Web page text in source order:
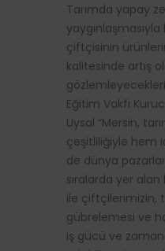
Tarımda yapay
çiftçisinin
kalitesinde artış
Eğitim Vakfı
Uysal “Mersin,
çeşitliliğiyle hem
de dünya
sıralarda yer
ile çiftçilerimizin,
gübrelemesi ve
iş gücü ve